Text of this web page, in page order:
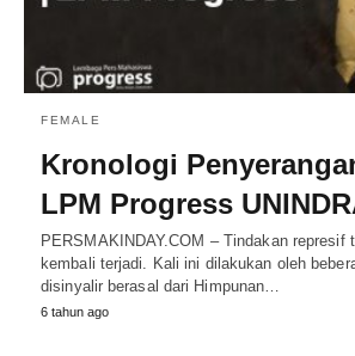
FEMALE
Kronologi
LPM Progress
PERSMAKINDAY.COM – Tindakan represif
kembali terjadi. Kali ini dilakukan oleh
disinyalir berasal dari Himpunan…
6 tahun ago